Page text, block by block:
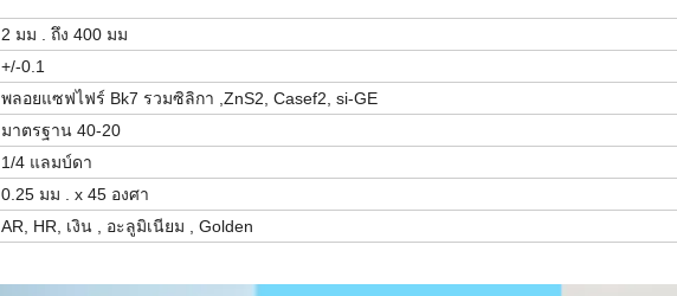
2 มม . ถึง 400 มม
+/-0.1
พลอยแซฟไฟร์ Bk7 รวมซิลิกา ,ZnS2, Casef2, si-GE
มาตรฐาน 40-20
1/4 แลมบ์ดา
0.25 มม . x 45 องศา
AR, HR, เงิน , อะลูมิเนียม , Golden